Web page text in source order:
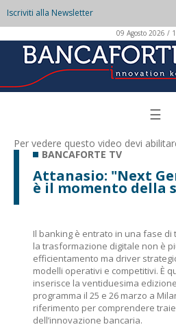
Iscriviti alla Newsletter
09 Agosto 2026 /
☰
Per vedere questo video devi
BANCAFORTE TV
Attanasio: "Next
è il momento della
Il banking è entrato in una fase
la trasformazione digitale non è
efficientamento ma driver
modelli operativi e competitivi. È
inserisce la ventiduesima
programma il 25 e 26 marzo a
riferimento per comprendere
dell’innovazione bancaria.